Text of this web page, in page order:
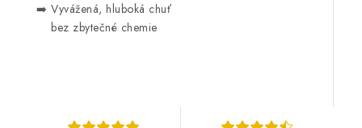
➡️ Vyvážená, hluboká chuť
bez zbytečné chemie